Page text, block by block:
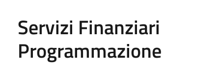
Servizi Finanziari
Programmazione